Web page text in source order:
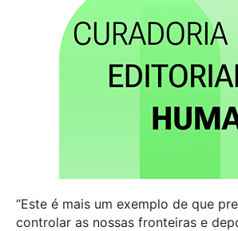
“Este é mais um exemplo de que
controlar as nossas fronteiras e